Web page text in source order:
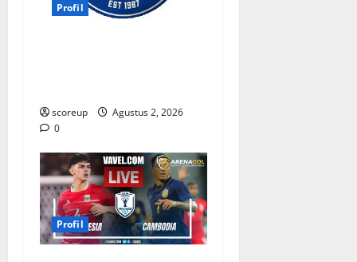
Profil
scoreup
Agustus 2, 2026
0
Profil